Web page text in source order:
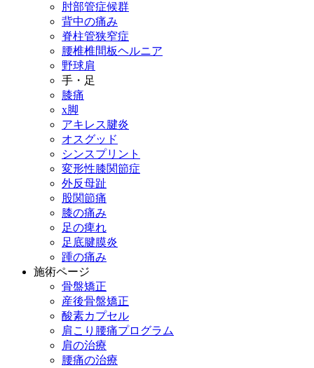
肘部管症候群
背中の痛み
脊柱管狭窄症
腰椎椎間板ヘルニア
野球肩
手・足
膝痛
x脚
アキレス腱炎
オスグッド
シンスプリント
変形性膝関節症
外反母趾
股関節痛
膝の痛み
足の痺れ
足底腱膜炎
踵の痛み
施術ページ
骨盤矯正
産後骨盤矯正
酸素カプセル
肩こり腰痛プログラム
肩の治療
腰痛の治療